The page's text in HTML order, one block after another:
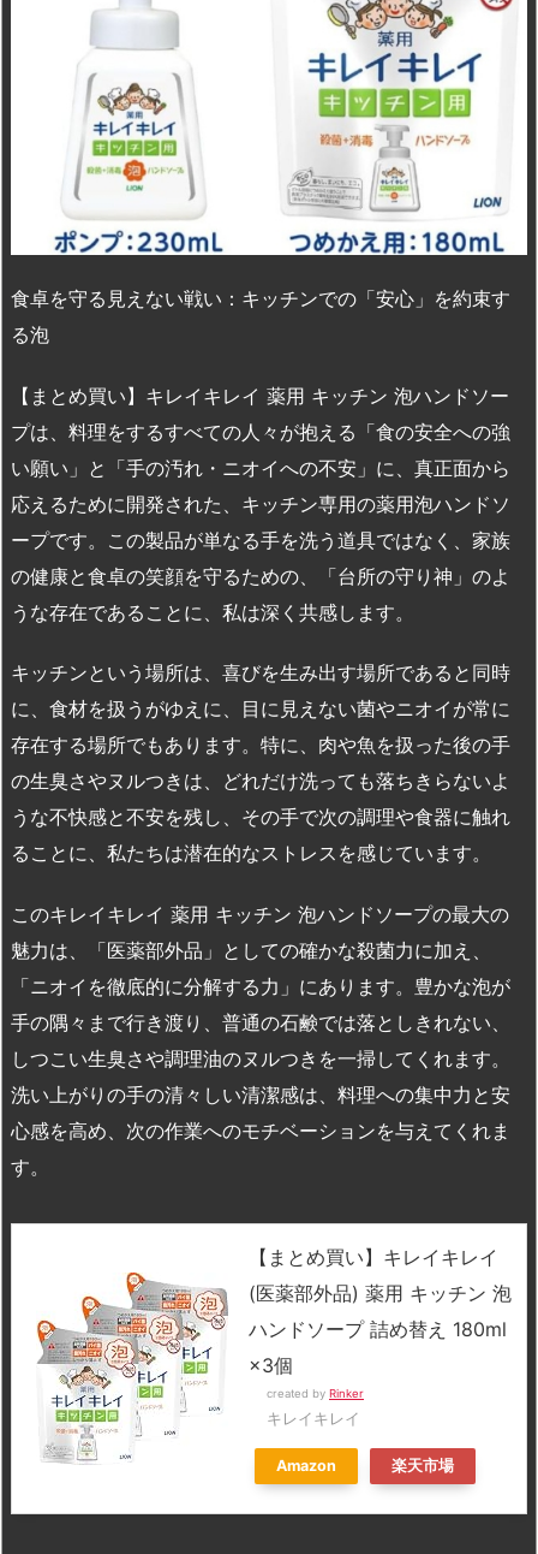
食卓を守る見えない戦い：キッチンでの「安心」を約束す
る泡
【まとめ買い】キレイキレイ 薬用 キッチン 泡ハンドソー
プは、料理をするすべての人々が抱える「食の安全への強
い願い」と「手の汚れ・ニオイへの不安」に、真正面から
応えるために開発された、キッチン専用の薬用泡ハンドソ
ープです。この製品が単なる手を洗う道具ではなく、家族
の健康と食卓の笑顔を守るための、「台所の守り神」のよ
うな存在であることに、私は深く共感します。
キッチンという場所は、喜びを生み出す場所であると同時
に、食材を扱うがゆえに、目に見えない菌やニオイが常に
存在する場所でもあります。特に、肉や魚を扱った後の手
の生臭さやヌルつきは、どれだけ洗っても落ちきらないよ
うな不快感と不安を残し、その手で次の調理や食器に触れ
ることに、私たちは潜在的なストレスを感じています。
このキレイキレイ 薬用 キッチン 泡ハンドソープの最大の
魅力は、「医薬部外品」としての確かな殺菌力に加え、
「ニオイを徹底的に分解する力」にあります。豊かな泡が
手の隅々まで行き渡り、普通の石鹸では落としきれない、
しつこい生臭さや調理油のヌルつきを一掃してくれます。
洗い上がりの手の清々しい清潔感は、料理への集中力と安
心感を高め、次の作業へのモチベーションを与えてくれま
す。
【まとめ買い】キレイキレイ
(医薬部外品) 薬用 キッチン 泡
ハンドソープ 詰め替え 180ml
×3個
created by Rinker
キレイキレイ
Amazon 楽天市場